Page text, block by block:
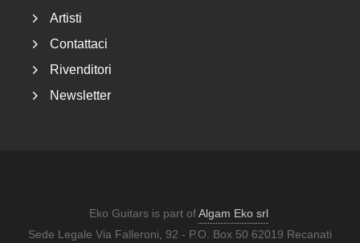
Artisti
Contattaci
Rivenditori
Newsletter
Eko Guitars is part ofAlgam Eko srl
Sede Legale Via Falleroni, 92 - P.O. Box 50 62019 Recanati